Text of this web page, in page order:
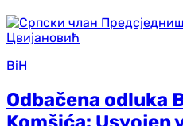
BiH
Odbačena odluka